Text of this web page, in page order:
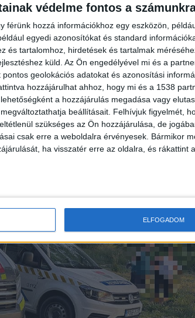
védelme fontos a
férünk hozzá információkhoz egy eszközön,
egyedi azonosítókat és standard
és tartalomhoz, hirdetések és tartalmak
küld. Az Ön engedélyével mi és a
geolokációs adatokat és azonosítási
hozzájárulhat ahhoz, hogy mi és a 1538
a hozzájárulás megadása vagy
beállításait. Felhívjuk figyelmét,
szükséges az Ön hozzájárulása, de
csak erre a weboldalra érvényesek. Bármikor
ha visszatér erre az oldalra, és rákattint
ELFOGADOM
hogy a lakosság a nyári
ugyanis nem kijelölt fürdőhely.
is gondot okozhat.
keresték a férfit